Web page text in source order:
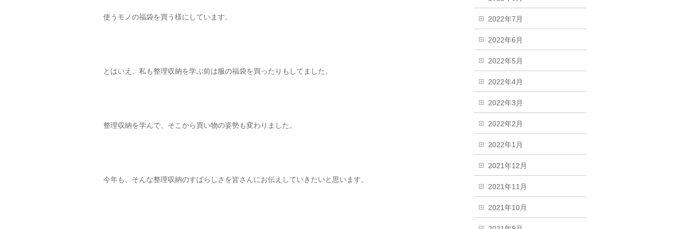
使うモノの福袋を買う様にしています。
とはいえ、私も整理収納を学ぶ前は服の福袋を買ったりもしてました。
整理収納を学んで、そこから買い物の姿勢も変わりました。
今年も、そんな整理収納のすばらしさを皆さんにお伝えしていきたいと思います。
2022年7月
2022年6月
2022年5月
2022年4月
2022年3月
2022年2月
2022年1月
2021年12月
2021年11月
2021年10月